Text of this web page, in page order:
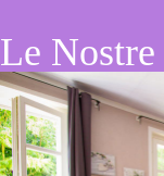
Le Nostre